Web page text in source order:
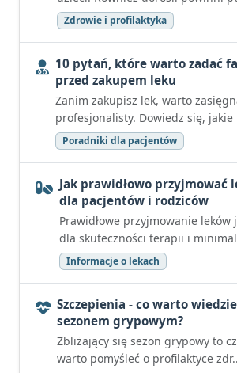
Zdrowie i profilaktyka
10 pytań, które warto zadać
przed zakupem leku
Zanim zakupisz lek, warto
profesjonalisty. Dowiedz się, jakie
Poradniki dla pacjentów
Jak prawidłowo przyjmować
dla pacjentów i rodziców
Prawidłowe przyjmowanie leków
dla skuteczności terapii i
Informacje o lekach
Szczepienia - co warto
sezonem grypowym?
Zbliżający się sezon grypowy to
warto pomyśleć o profilaktyce